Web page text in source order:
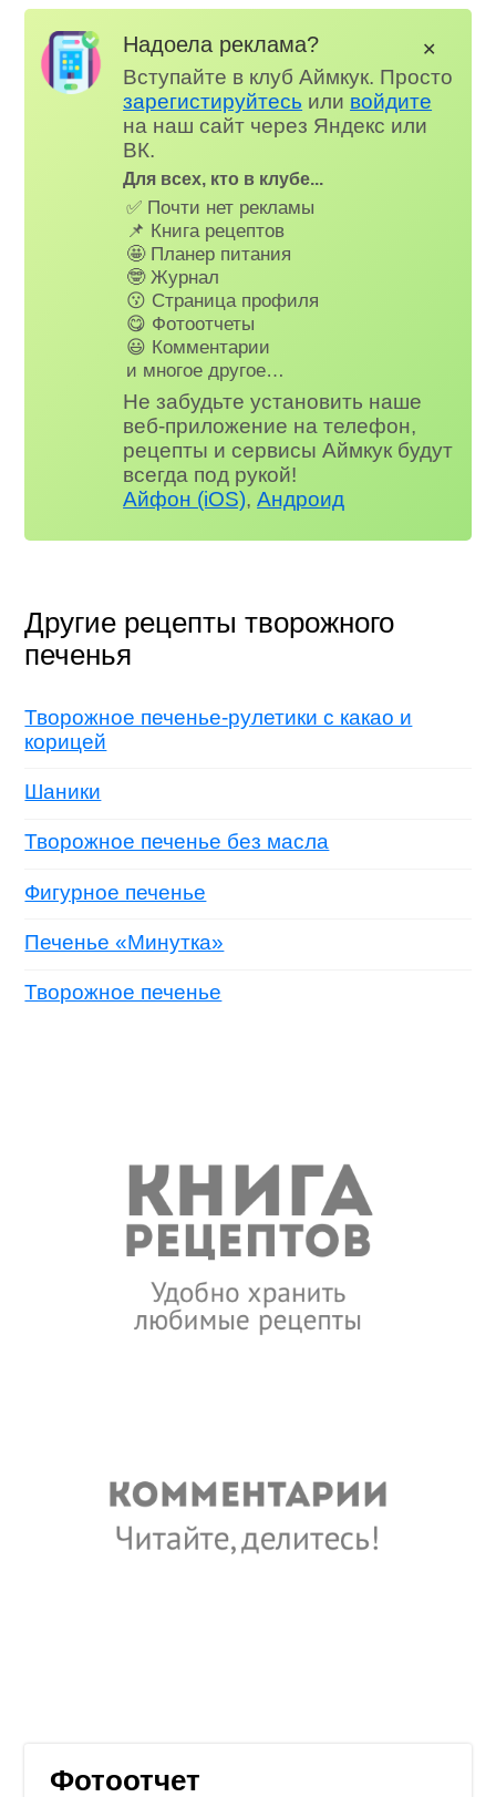
Надоела реклама?
Вступайте в клуб Аймкук. Просто
зарегистируйтесь или войдите
на наш сайт через Яндекс или
ВК.
Для всех, кто в клубе...
✅ Почти нет рекламы
📌 Книга рецептов
🤩 Планер питания
🤓 Журнал
😗 Страница профиля
😋 Фотоотчеты
😃 Комментарии
и многое другое…
Не забудьте установить наше
веб-приложение на телефон,
рецепты и сервисы Аймкук будут
всегда под рукой!
Айфон (iOS),Андроид
✕
Другие рецепты творожного
печенья
Творожное печенье-рулетики с какао и
корицей
Шаники
Творожное печенье без масла
Фигурное печенье
Печенье «Минутка»
Творожное печенье
Фотоотчет